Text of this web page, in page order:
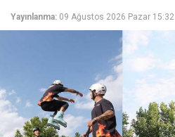
Yayınlanma: 09 Ağustos 2026 Pazar 15:32